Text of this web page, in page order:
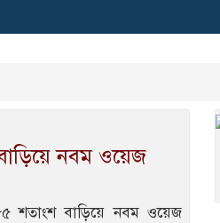
নবম ওয়েজ
শতাংশ বাড়িয়ে নবম ওয়েজ